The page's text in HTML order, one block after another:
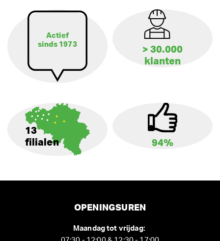
Actief
sinds 1973
> 30.000
klanten
13
filialen
94%
OPENINGSUREN
Maandag tot vrijdag: